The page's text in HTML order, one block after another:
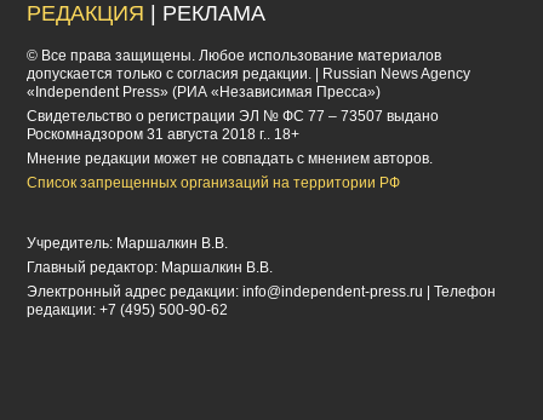
РЕДАКЦИЯ | РЕКЛАМА
© Все права защищены. Любое использование материалов
допускается только с согласия редакции. | Russian News Agency
«Independent Press» (РИА «Независимая Пресса»)
Cвидетельство о регистрации ЭЛ № ФС 77 – 73507 выдано
Роскомнадзором 31 августа 2018 г.. 18+
Мнение редакции может не совпадать с мнением авторов.
Список запрещенных организаций на территории РФ
Учредитель: Маршалкин В.В.
Главный редактор: Маршалкин В.В.
Электронный адрес редакции:info@independent-press.ru
| Телефон
редакции: +7 (495) 500-90-62